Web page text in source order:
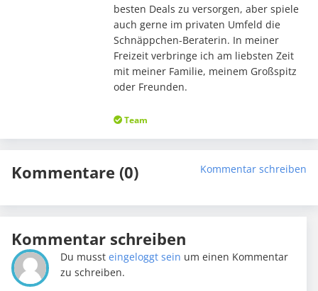
besten Deals zu versorgen, aber spiele
auch gerne im privaten Umfeld die
Schnäppchen-Beraterin. In meiner
Freizeit verbringe ich am liebsten Zeit
mit meiner Familie, meinem Großspitz
oder Freunden.
Team
Kommentare (0) Kommentar schreiben
Kommentar schreiben
Du mussteingeloggt sein um einen Kommentar
zu schreiben.